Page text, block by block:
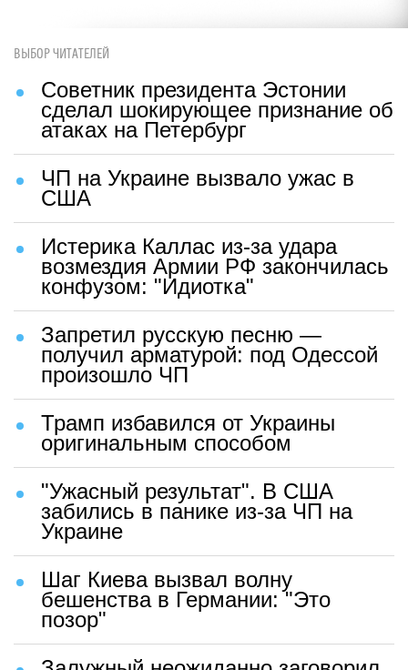
ВЫБОР ЧИТАТЕЛЕЙ
Советник президента Эстонии
сделал шокирующее признание об
атаках на Петербург
ЧП на Украине вызвало ужас в
США
Истерика Каллас из-за удара
возмездия Армии РФ закончилась
конфузом: "Идиотка"
Запретил русскую песню —
получил арматурой: под Одессой
произошло ЧП
Трамп избавился от Украины
оригинальным способом
"Ужасный результат". В США
забились в панике из-за ЧП на
Украине
Шаг Киева вызвал волну
бешенства в Германии: "Это
позор"